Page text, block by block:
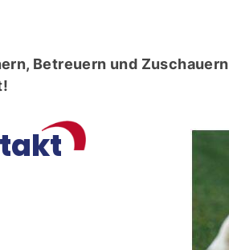
Betreuern und